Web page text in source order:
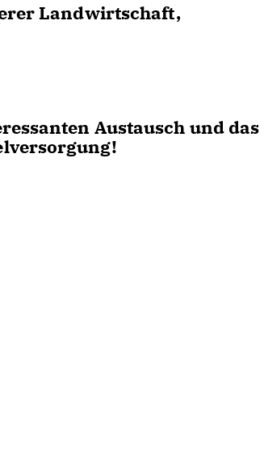
Landwirtschaft,
Austausch und das